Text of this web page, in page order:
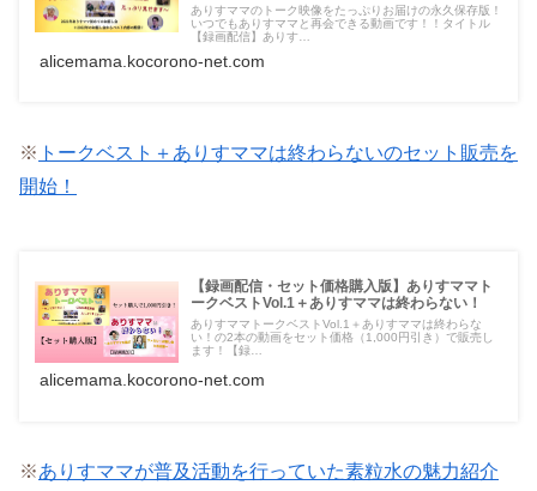
ありすママのトーク映像をたっぷりお届けの永久保存版！
いつでもありすママと再会できる動画です！！タイトル
【録画配信】ありす…
alicemama.kocorono-net.com
※ トークベスト＋ありすママは終わらないのセット販売を
開始！
【録画配信・セット価格購入版】ありすママト
ークベストVol.1＋ありすママは終わらない！
ありすママトークベストVol.1＋ありすママは終わらな
い！の2本の動画をセット価格（1,000円引き）で販売し
ます！【録…
alicemama.kocorono-net.com
※ありすママが普及活動を行っていた素粒水の魅力紹介